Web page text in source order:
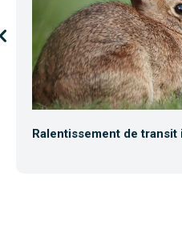
Ralentissement de transit